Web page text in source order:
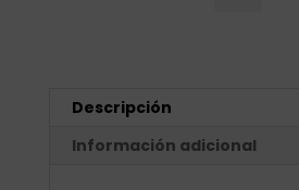
Descripción
Información adicional